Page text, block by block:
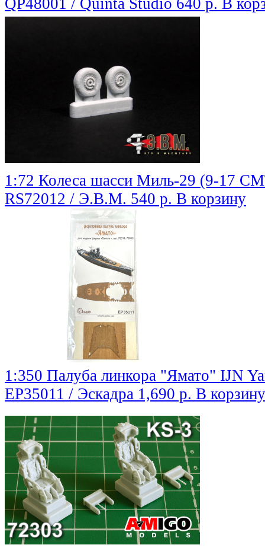
QP48001 / Quinta Studio 640 р. В
1:72 Колеса шасси Миль-29 (9-17
RS72012 / Э.В.М. 540 р. В корзину
1:350 Палуба линкора "Ямато" IJN
EP35011 / Эскадра 1,690 р. В корзину